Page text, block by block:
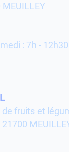
: 7h -
fruits et